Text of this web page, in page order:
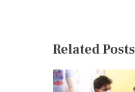
v
i
Related Posts